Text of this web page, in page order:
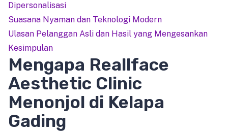
Dipersonalisasi
Suasana Nyaman dan Teknologi Modern
Ulasan Pelanggan Asli dan Hasil yang Mengesankan
Kesimpulan
Mengapa Reallface
Aesthetic Clinic
Menonjol di Kelapa
Gading